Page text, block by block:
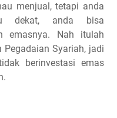
menjual, tetapi anda
dekat, anda bisa
emasnya. Nah itulah
Syariah, jadi
berinvestasi emas